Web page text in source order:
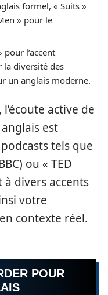
formel, « Suits »
» pour le
pour l’accent
la diversité des
un anglais moderne.
active de
est
tels que
ou « TED
à divers accents
votre
contexte réel.
POUR